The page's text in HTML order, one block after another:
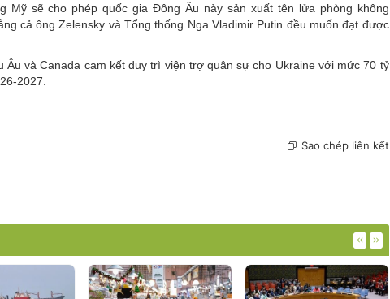
Mỹ sẽ cho phép quốc gia Đông Âu này sản xuất tên lửa phòng không
cả ông Zelensky và Tổng thống Nga Vladimir Putin đều muốn đạt được
Âu và Canada cam kết duy trì viện trợ quân sự cho Ukraine với mức 70 tỷ
2027.
Sao chép liên kết